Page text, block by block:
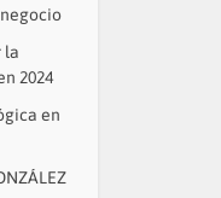
la
2024
en